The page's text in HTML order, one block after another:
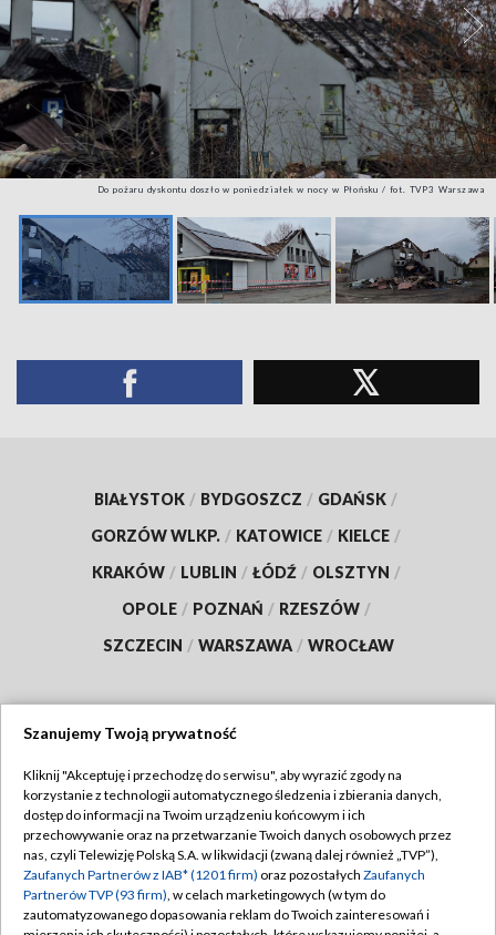
Do pożaru dyskontu doszło w poniedziałek w nocy w Płońsku / fot. TVP3 Warszawa
BIAŁYSTOK / BYDGOSZCZ / GDAŃSK /
GORZÓW WLKP. / KATOWICE / KIELCE /
KRAKÓW / LUBLIN / ŁÓDŹ / OLSZTYN /
OPOLE / POZNAŃ / RZESZÓW /
SZCZECIN / WARSZAWA / WROCŁAW
TVP
Abonament TVP
Emisja w TVP
Centrum informacji TVP
Regulamin TVP
Polityka prywatności
Moje zgody
Szanujemy Twoją prywatność
Kliknij "Akceptuję i przechodzę do serwisu", aby wyrazić zgody na
korzystanie z technologii automatycznego śledzenia i zbierania danych,
dostęp do informacji na Twoim urządzeniu końcowym i ich
przechowywanie oraz na przetwarzanie Twoich danych osobowych przez
nas, czyli Telewizję Polską S.A. w likwidacji (zwaną dalej również „TVP”),
Zaufanych Partnerów z IAB* (1201 firm) oraz pozostałych Zaufanych
Partnerów TVP (93 firm), w celach marketingowych (w tym do
zautomatyzowanego dopasowania reklam do Twoich zainteresowań i